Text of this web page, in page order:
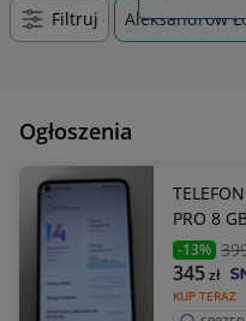
Filtruj Aleksandrów
Ogłoszenia
PRO 8
-13%
KUP TERAZ
345zł